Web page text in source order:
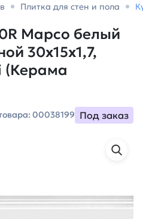
Плитка для стен и пола
Марсо белый
30x15x1,7,
(Керама
00038199 Под заказ